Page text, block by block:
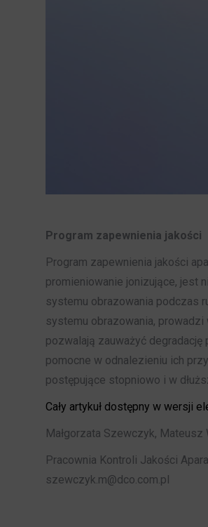
Program zapewnienia jakości
Program zapewnienia jakości
promieniowanie jonizujące, jest
systemu obrazowania podczas
systemu obrazowania,
pozwalają zauważyć degradację
pomocne w odnalezieniu ich
postępujące stopniowo i w
Cały artykuł dostępny w wersji
Małgorzata Szewczyk,
Pracownia Kontroli Jakości
szewczyk.m@dco.com.pl